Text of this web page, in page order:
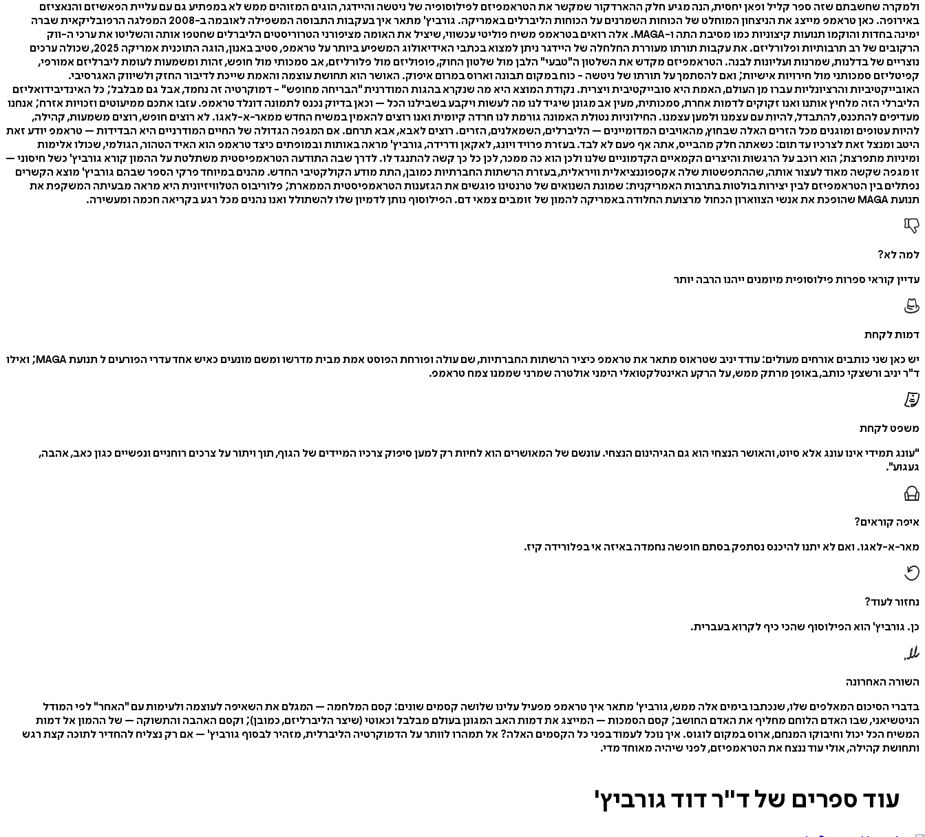
ולמקרה שחשבתם שזה ספר קליל ופאן יחסית, הנה מגיע חלק ההארדקור שמקשר את הטראמפיזם לפילוסופיה של ניטשה והיידגר, הוגים המזוהים ממש לא במפתיע גם עם עליית הפאשיזם והנאציזם
באירופה. כאן טראמפ מייצג את הניצחון המוחלט של הכוחות השמרנים על הכוחות הליברלים באמריקה. גורביץ' מתאר איך בעקבות התבוסה המשפילה לאובמה ב-2008 המפלגה הרפובליקאית שברה
ימינה בחדות והוקמו תנועות קיצוניות כמו מסיבת התה ו-MAGA. אלה רואים בטראמפ משיח פוליטי עכשווי, שיציל את האומה מציפורני הטרוריסטים הליברלים שחטפו אותה והשליטו את ערכי ה-ווק
הרקובים של רב תרבותיות ופלורליזם. את עקבות תורתו מעוררת החלחלה של היידגר ניתן למצוא בכתבי האידיאולוג המשפיע ביותר על טראמפ, סטיב באנון, הוגה התוכנית אמריקה 2025, שכולה ערכים
נוצריים של בדלנות, שמרנות ועליונות לבנה. הטראמפיזם מקדש את השלטון ה"טבעי" הלבן מול שלטון החוק, פופוליזם מול פלורליזם, אב סמכותי מול חופש, זהות ומשמעות לעומת ליברליזם אמורפי,
קפיטליזם סמכותני מול חירויות אישיות; ואם להסתמך על תורתו של ניטשה - כוח במקום תבונה וארוס במרום איפוק. האושר הוא תחושת עוצמה והאמת שייכת לדיבור החזק ולשיווק האגרסיבי.
האובייקטיביות והרציונליות עברו מן העולם, האמת היא סובייקטיבית ויצרית. נקודת המוצא היא מה שנקרא בהגות המודרנית "הבריחה מחופש" - דמוקרטיה זה נחמד, אבל גם מבלבל; כל האינדיבידואליזם
הליברלי הזה מלחיץ אותנו ואנו זקוקים לדמות אחרת, סמכותית, מעין אב מגונן שיגיד לנו מה לעשות ויקבע בשבילנו הכל – וכאן בדיוק נכנס לתמונה דונלד טראמפ. עזבו אתכם ממיעוטים וזכויות אזרח; אנחנו
מעדיפים להתכנס, להתבדל, להיות עם עצמנו ולמען עצמנו. החילוניות נטולת האמונה גורמת לנו חרדה קיומית ואנו רוצים להאמין במשיח החדש ממאר-א-לאגו. לא רוצים חופש, רוצים משמעות, קהילה,
להיות עטופים ומוגנים מכל הזרים האלה שבחוץ, מהאויבים המדומיינים – הליברלים, השמאלנים, הזרים. רוצים לאבא, אבא תרחם. אם המגפה הגדולה של החיים המודרניים היא הבדידות – טראמפ יודע זאת
היטב ומנצל זאת לצרכיו עד תום: כשאתה חלק מהבייס, אתה אף פעם לא לבד. בעזרת פרויד ויונג, לאקאן ודרידה, גורביץ' מראה באותות ובמופתים כיצד טראמפ הוא האיד הטהור, הגולמי, שכולו אלימות
ומיניות מתפרצת; הוא רוכב על הרגשות והיצרים הקמאיים הקדמוניים שלנו ולכן הוא כה ממכר, לכן כל כך קשה להתנגד לו. לדרך שבה התודעה הטראמפיסטית משתלטת על ההמון קורא גורביץ' כשל חיסוני –
זו מגפה שקשה מאוד לעצור אותה, שההתפשטות שלה אקספוננציאלית וויראלית, בעזרת הרשתות החברתיות כמובן, התת מודע הקולקטיבי החדש. מהנים במיוחד פרקי הספר שבהם גורביץ' מוצא הקשרים
נפתלים בין הטראמפיזם לבין יצירות בולטות בתרבות האמריקנית: שמונת השנואים של טרנטינו פוגשים את הגזענות הטראמפיסטית הממארת; פלוריבוס הטלוויזיונית היא מראה מבעיתה המשקפת את
תנועת MAGA שהופכת את אנשי הצווארון הכחול מרצועת החלודה באמריקה להמון של זומבים צמאי דם. הפילוסוף נותן לדמיון שלו להשתולל ואנו נהנים מכל רגע בקריאה חכמה ומעשירה.
למה לא?
עדיין קוראי ספרות פילוסופית מיומנים ייהנו הרבה יותר
דמות לקחת
יש כאן שני כותבים אורחים מעולים: עודד יניב שטראוס מתאר את טראמפ כיציר הרשתות החברתיות, שם עולה ופורחת הפוסט אמת מבית מדרשו ומשם מונעים כאיש אחד עדרי הפורעים ל תנועת MAGA; ואילו
ד"ר יניב ורשצקי כותב, באופן מרתק ממש, על הרקע האינטלקטואלי הימני אולטרה שמרני שממנו צמח טראמפ.
משפט לקחת
"עונג תמידי אינו עונג אלא סיוט, והאושר הנצחי הוא גם הגיהינום הנצחי. עונשם של המאושרים הוא לחיות רק למען סיפוק צרכיו המיידים של הגוף, תוך ויתור על צרכים רוחניים ונפשיים כגון כאב, אהבה,
געגוע".
איפה קוראים?
מאר-א-לאגו. ואם לא יתנו להיכנס נסתפק בסתם חופשה נחמדה באיזה אי בפלורידה קיז.
נחזור לעוד?
כן. גורביץ' הוא הפילוסוף שהכי כיף לקרוא בעברית.
השורה האחרונה
בדברי הסיכום המאלפים שלו, שנכתבו בימים אלה ממש, גורביץ' מתאר איך טראמפ מפעיל עלינו שלושה קסמים שונים: קסם המלחמה – המגלם את השאיפה לעוצמה ולעימות עם "האחר" לפי המודל
הניטשיאני, שבו האדם הלוחם מחליף את האדם החושב; קסם הסמכות – המייצג את דמות האב המגונן בעולם מבלבל וכאוטי (שיצר הליברליזם, כמובן); וקסם האהבה והתשוקה – של ההמון אל דמות
המשיח הכל יכול וחיבוקו המנחם, ארוס במקום לוגוס. איך נוכל לעמוד בפני כל הקסמים האלה? אל תמהרו לוותר על הדמוקרטיה הליברלית, מזהיר לבסוף גורביץ' – אם רק נצליח להחדיר לתוכה קצת רגש
ותחושת קהילה, אולי עוד ננצח את הטראמפיזם, לפני שיהיה מאוחד מדי.
עוד ספרים של ד"ר דוד גורביץ'